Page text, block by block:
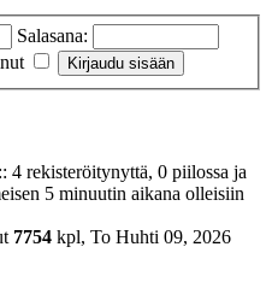
Salasana:
4 rekisteröitynyttä, 0 piilossa ja
5 minuutin aikana olleisiin
7754 kpl, To Huhti 09, 2026